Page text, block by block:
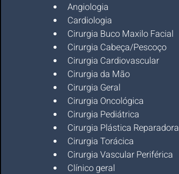
Angiologia
Cardiologia
Cirurgia Buco Maxilo Facial
Cirurgia Cabeça/Pescoço
Cirurgia Cardiovascular
Cirurgia da Mão
Cirurgia Geral
Cirurgia Oncológica
Cirurgia Pediátrica
Cirurgia Plástica Reparadora
Cirurgia Torácica
Cirurgia Vascular Periférica
Clínico geral